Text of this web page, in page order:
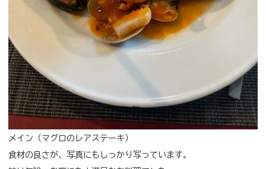
メイン（マグロのレアステーキ）
食材の良さが、写真にもしっかり写っています。